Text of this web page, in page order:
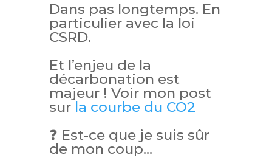
Dans pas longtemps. En
particulier avec la loi
CSRD.
Et l’enjeu de la
décarbonation est
majeur ! Voir mon post
surla courbe du CO2
❓ Est-ce que je suis sûr
de mon coup…